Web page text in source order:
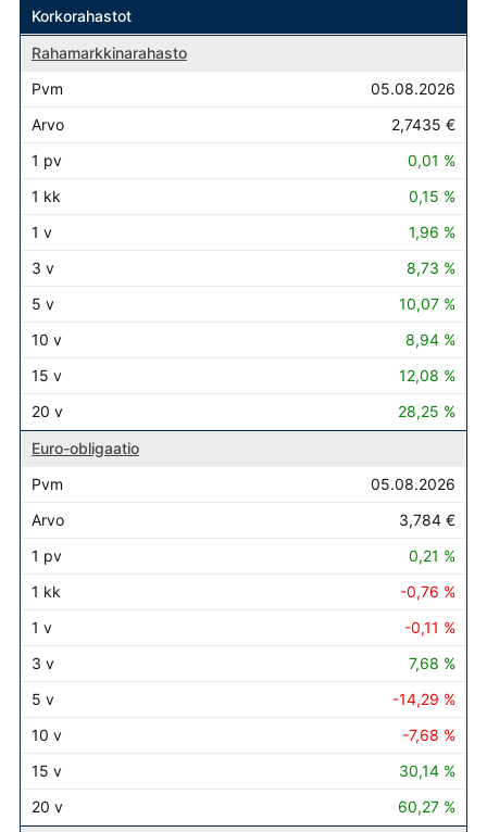
Korkorahastot
Rahamarkkinarahasto
05.08.2026
2,7435 €
0,01 %
0,15 %
1,96 %
8,73 %
10,07 %
8,94 %
12,08 %
28,25 %
Euro-obligaatio
05.08.2026
3,784 €
0,21 %
-0,76 %
-0,11 %
7,68 %
-14,29 %
-7,68 %
30,14 %
60,27 %